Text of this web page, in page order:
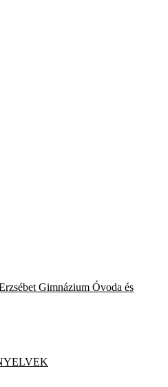
Gimnázium Óvoda és